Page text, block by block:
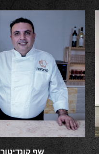
שף קונדיטור